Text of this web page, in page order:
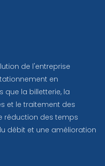
de l'entreprise
en
la billetterie, la
et le traitement des
réduction des temps
débit et une amélioration